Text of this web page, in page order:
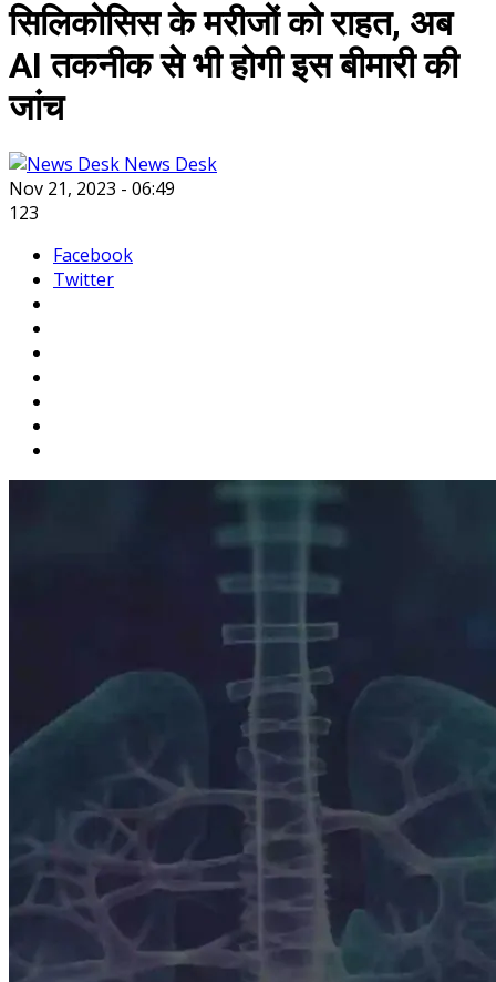
सिलिकोसिस के मरीजों को राहत, अब
AI तकनीक से भी होगी इस बीमारी की
जांच
News Desk
Nov 21, 2023 - 06:49
123
Facebook
Twitter